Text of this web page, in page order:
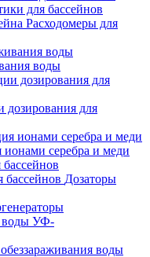
для бассейнов
Расходомеры для
воды
дозирования для
ионами серебра и меди
Дозаторы
УФ-
воды